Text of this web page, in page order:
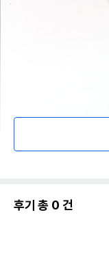
후기 총 0 건